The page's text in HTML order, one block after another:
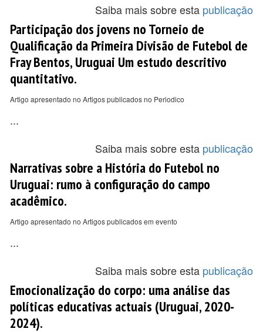
Saiba mais sobre esta publicação
Participação dos jovens no Torneio de
Qualificação da Primeira Divisão de Futebol de
Fray Bentos, Uruguai Um estudo descritivo
quantitativo.
Artigo apresentado no Artigos publicados no Periodico
...
Saiba mais sobre esta publicação
Narrativas sobre a História do Futebol no
Uruguai: rumo à configuração do campo
acadêmico.
Artigo apresentado no Artigos publicados em evento
...
Saiba mais sobre esta publicação
Emocionalização do corpo: uma análise das
políticas educativas actuais (Uruguai, 2020-
2024).